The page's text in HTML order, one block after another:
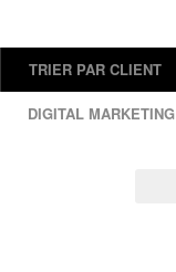
TRIER PAR CLIENT
DIGITAL MARKETING